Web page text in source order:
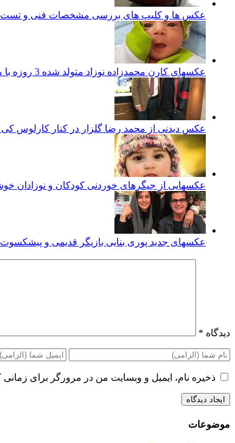
عکس ها و کلیپ های بررسی مشخصات فنی و تست های
عکسهای کارن محمدزاده نوزاد متولد شده 3 روزه با مزه و خوشگل ایرانی
عکس دیدنی از محمد رضا گلزار در کنار کارلوس
عکسهایی از جیگرهای خوردنی کودکان و نوزادان
عکسهای جدید پوری بنایی بازیگر قدیمی و پیشکسوت
دیدگاه *
ذخیره نام، ایمیل و وبسایت من در مرورگر برای
موضوعات